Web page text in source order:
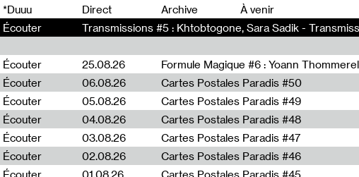
*Duuu Direct Archive À venir
Écouter
Transmissions #5 : Khtobtogone, Sara Sadik -
Écouter 25.08.26 Formule Magique #6 : Yoann Thommerel
Écouter
06.08.26 Cartes Postales Paradis #50
Écouter
05.08.26 Cartes Postales Paradis #49
Écouter
04.08.26 Cartes Postales Paradis #48
Écouter
03.08.26 Cartes Postales Paradis #47
Écouter
02.08.26 Cartes Postales Paradis #46
Écouter
01.08.26 Cartes Postales Paradis #45